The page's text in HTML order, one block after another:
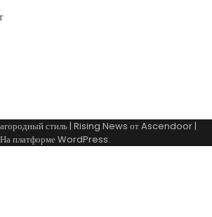
стиль| Rising News отAscendoor|
На платформеWordPress.